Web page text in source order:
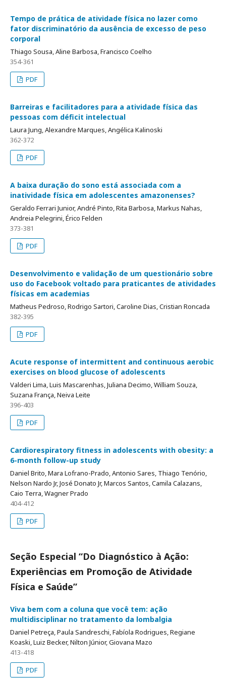
Tempo de prática de atividade física no lazer como
fator discriminatório da ausência de excesso de peso
corporal
Thiago Sousa, Aline Barbosa, Francisco Coelho
354-361
PDF
Barreiras e facilitadores para a atividade física das
pessoas com déficit intelectual
Laura Jung, Alexandre Marques, Angélica Kalinoski
362-372
PDF
A baixa duração do sono está associada com a
inatividade física em adolescentes amazonenses?
Geraldo Ferrari Junior, André Pinto, Rita Barbosa, Markus Nahas,
Andreia Pelegrini, Érico Felden
373-381
PDF
Desenvolvimento e validação de um questionário sobre
uso do Facebook voltado para praticantes de atividades
físicas em academias
Matheus Pedroso, Rodrigo Sartori, Caroline Dias, Cristian Roncada
382-395
PDF
Acute response of intermittent and continuous aerobic
exercises on blood glucose of adolescents
Valderi Lima, Luis Mascarenhas, Juliana Decimo, William Souza,
Suzana França, Neiva Leite
396-403
PDF
Cardiorespiratory fitness in adolescents with obesity: a
6-month follow-up study
Daniel Brito, Mara Lofrano-Prado, Antonio Sares, Thiago Tenório,
Nelson Nardo Jr, José Donato Jr, Marcos Santos, Camila Calazans,
Caio Terra, Wagner Prado
404-412
PDF
Seção Especial “Do Diagnóstico à Ação:
Experiências em Promoção de Atividade
Física e Saúde”
Viva bem com a coluna que você tem: ação
multidisciplinar no tratamento da lombalgia
Daniel Petreça, Paula Sandreschi, Fabíola Rodrigues, Regiane
Koaski, Luiz Becker, Nilton Júnior, Giovana Mazo
413-418
PDF